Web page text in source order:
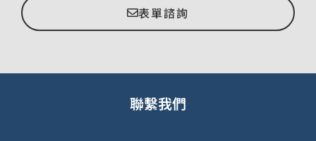
表單諮詢
聯繫我們